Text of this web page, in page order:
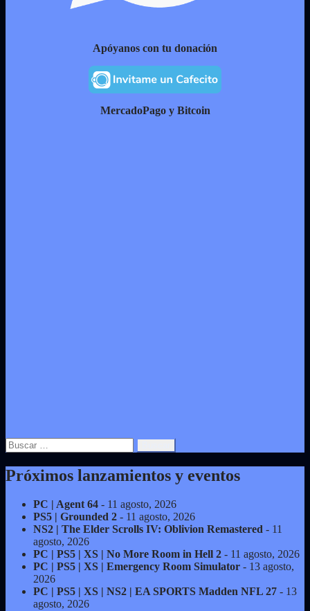
Apóyanos con tu donación
MercadoPago y Bitcoin
Buscar:
Próximos lanzamientos y eventos
PC | Agent 64 - 11 agosto, 2026
PS5 | Grounded 2 - 11 agosto, 2026
NS2 | The Elder Scrolls IV: Oblivion Remastered - 11
agosto, 2026
PC | PS5 | XS | No More Room in Hell 2 - 11 agosto, 2026
PC | PS5 | XS | Emergency Room Simulator - 13 agosto,
2026
PC | PS5 | XS | NS2 | EA SPORTS Madden NFL 27 - 13
agosto, 2026